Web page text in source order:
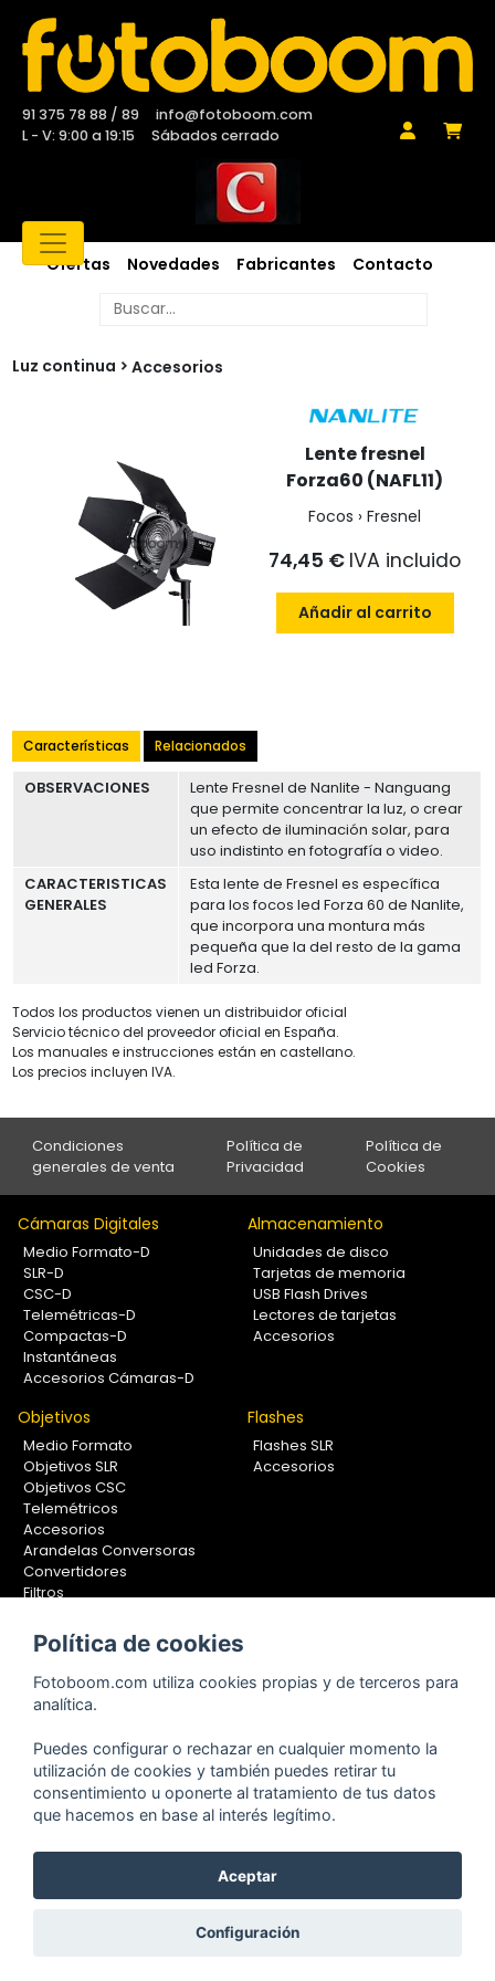
91 375 78 88 / 89
info@fotoboom.com
L - V: 9:00 a 19:15
Sábados cerrado
Ofertas Novedades Fabricantes Contacto
Luz continua Accesorios
Lente fresnel
Forza60 (NAFL11)
Focos › Fresnel
74,45 € IVA incluido
Añadir al carrito
Características Relacionados
OBSERVACIONES
Lente Fresnel de Nanlite - Nanguang
que permite concentrar la luz, o crear
un efecto de iluminación solar, para
uso indistinto en fotografía o video.
CARACTERISTICAS
GENERALES
Esta lente de Fresnel es específica
para los focos led Forza 60 de Nanlite,
que incorpora una montura más
pequeña que la del resto de la gama
led Forza.
Todos los productos vienen un distribuidor oficial
Servicio técnico del proveedor oficial en España.
Los manuales e instrucciones están en castellano.
Los precios incluyen IVA.
Condiciones
generales de venta
Política de
Privacidad
Política de
Cookies
Cámaras Digitales
Medio Formato-D
SLR-D
CSC-D
Telemétricas-D
Compactas-D
Instantáneas
Accesorios Cámaras-D
Almacenamiento
Unidades de disco
Tarjetas de memoria
USB Flash Drives
Lectores de tarjetas
Accesorios
Objetivos
Medio Formato
Objetivos SLR
Objetivos CSC
Telemétricos
Accesorios
Arandelas Conversoras
Convertidores
Filtros
Calibradores
Flashes
Flashes SLR
Accesorios
Soportes Fotografía
Monopiés
Trípodes
Kit Completos
Accesorios
Copyright © 2001-2024, Fotoboom, Fotonet, S.L. CIF. B-83430587
C/ San Romualdo Nº26 - 28037 Madrid - España
304 28 94. Cualquier comentario o sugerencia nos la puedes
Política de cookies
Fotoboom.com utiliza cookies propias y de terceros para
analítica.
Puedes configurar o rechazar en cualquier momento la
utilización de cookies y también puedes retirar tu
consentimiento u oponerte al tratamiento de tus datos
que hacemos en base al interés legítimo.
Aceptar
Configuración